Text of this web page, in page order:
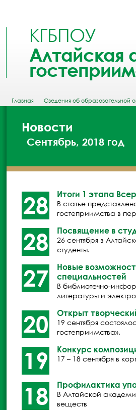
КГБПОУ
Алтайская
Главная Сведения об образовательной
Новости
Сентябрь, 2018 год
28
Итоги 1 этапа
В статье
гостеприимства в
28
Посвящение в
26 сентября в
студенты.
27
Новые
специальностей
В библиотечно-
литературы и
20
Открыт
19 сентября
гостеприимства».
19
Конкурс
17 – 18 сентября в
18
Профилактика
В Алтайской
веществ